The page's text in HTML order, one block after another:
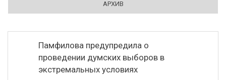
АРХИВ
Памфилова предупредила о
проведении думских выборов в
экстремальных условиях